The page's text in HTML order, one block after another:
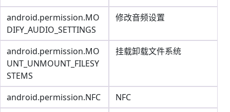
android.permission.MO
DIFY_AUDIO_SETTINGS
修改音频设置
android.permission.MO
UNT_UNMOUNT_FILESY
STEMS
挂载卸载文件系统
android.permission.NFC
NFC